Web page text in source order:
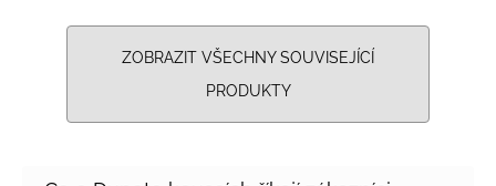
ZOBRAZIT VŠECHNY SOUVISEJÍCÍ
PRODUKTY